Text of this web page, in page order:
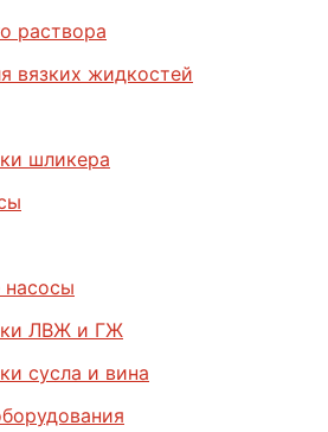
раствора
вязких жидкостей
шликера
насосы
ЛВЖ и ГЖ
сусла и вина